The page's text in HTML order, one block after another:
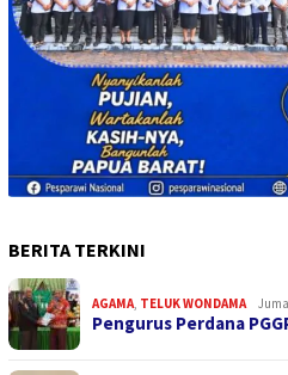
BERITA TERKINI
AGAMA, TELUK WONDAMA
Pengurus Perdana